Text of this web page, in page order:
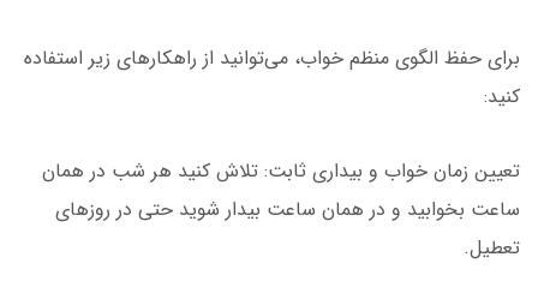
برای حفظ الگوی منظم خواب، می‌توانید از راهکارهای زیر استفاده
کنید:
تعیین زمان خواب و بیداری ثابت: تلاش کنید هر شب در همان
ساعت بخوابید و در همان ساعت بیدار شوید حتی در روزهای
تعطیل.